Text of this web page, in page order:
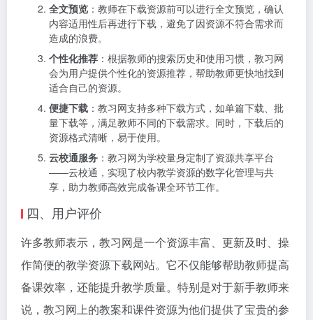
全文预览 ：教师在下载资源前可以进行全文预览，确认
内容适用性后再进行下载，避免了因资源不符合需求而
造成的浪费。
个性化推荐 ：根据教师的搜索历史和使用习惯，教习网
会为用户提供个性化的资源推荐，帮助教师更快地找到
适合自己的资源。
便捷下载 ：教习网支持多种下载方式，如单篇下载、批
量下载等，满足教师不同的下载需求。同时，下载后的
资源格式清晰，易于使用。
云校通服务 ：教习网为学校量身定制了资源共享平台
——云校通，实现了校内教学资源的数字化管理与共
享，助力教师高效完成备课全环节工作。
四、用户评价
许多教师表示，教习网是一个资源丰富、更新及时、操
作简便的教学资源下载网站。它不仅能够帮助教师提高
备课效率，还能提升教学质量。特别是对于新手教师来
说，教习网上的教案和课件资源为他们提供了宝贵的参